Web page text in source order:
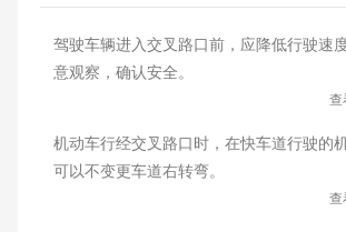
驾驶车辆进入交叉路口前，应降低行驶速
意观察，确认安全。
查
机动车行经交叉路口时，在快车道行驶的
可以不变更车道右转弯。
查